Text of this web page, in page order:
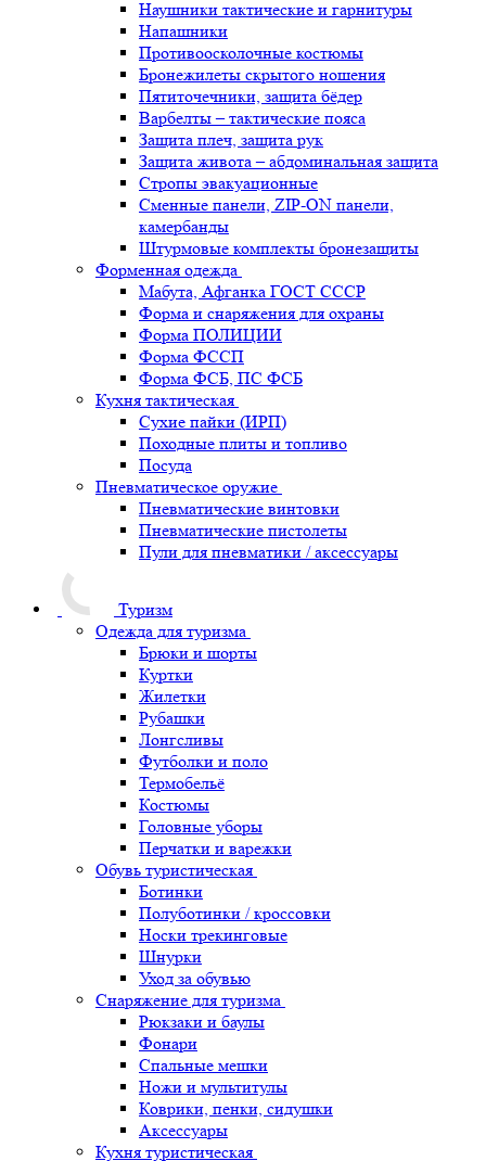
Наушники тактические и гарнитуры
Напашники
Противоосколочные костюмы
Бронежилеты скрытого ношения
Пятиточечники, защита бёдер
Варбелты – тактические пояса
Защита плеч, защита рук
Защита живота – абдоминальная защита
Стропы эвакуационные
Сменные панели, ZIP-ON панели,
камербанды
Штурмовые комплекты бронезащиты
Форменная одежда
Мабута, Афганка ГОСТ СССР
Форма и снаряжения для охраны
Форма ПОЛИЦИИ
Форма ФССП
Форма ФСБ, ПС ФСБ
Кухня тактическая
Сухие пайки (ИРП)
Походные плиты и топливо
Посуда
Пневматическое оружие
Пневматические винтовки
Пневматические пистолеты
Пули для пневматики / аксессуары
Туризм
Одежда для туризма
Брюки и шорты
Куртки
Жилетки
Рубашки
Лонгсливы
Футболки и поло
Термобельё
Костюмы
Головные уборы
Перчатки и варежки
Обувь туристическая
Ботинки
Полуботинки / кроссовки
Носки трекинговые
Шнурки
Уход за обувью
Снаряжение для туризма
Рюкзаки и баулы
Фонари
Спальные мешки
Ножи и мультитулы
Коврики, пенки, сидушки
Аксессуары
Кухня туристическая